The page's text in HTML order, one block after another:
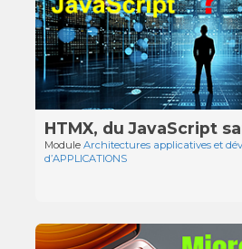
HTMX, du JavaScript
ModuleArchitectures applicatives et
d’APPLICATIONS